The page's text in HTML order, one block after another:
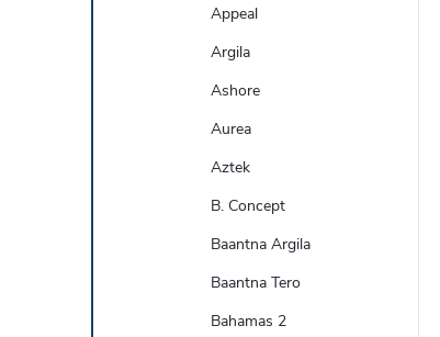
Appeal
Argila
Ashore
Aurea
Aztek
B. Concept
Baantna Argila
Baantna Tero
Bahamas 2